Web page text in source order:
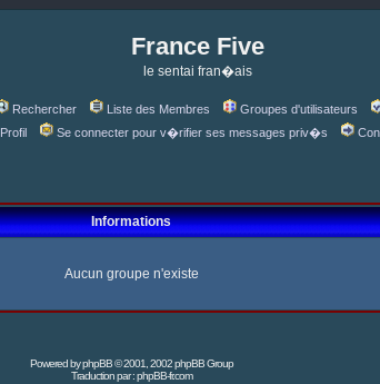
France Five
le sentai fran�ais
Rechercher Liste des Membres Groupes d'utilisateurs
Profil
Se connecter pour v�rifier ses messages priv�s
Informations
Aucun groupe n'existe
Powered byphpBB© 2001, 2002 phpBB Group
Traduction par :phpBB-fr.com